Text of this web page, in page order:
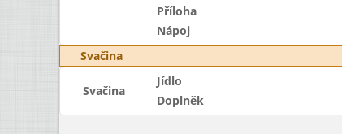
Příloha
Nápoj
Svačina
Svačina
Jídlo
Doplněk